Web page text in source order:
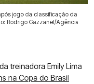
jogo da classificação da
Rodrigo Gazzanel/Agência
treinadora Emily Lima
na Copa do Brasil